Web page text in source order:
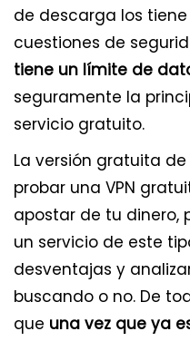
de descarga los
cuestiones de
tiene un límite de
seguramente la
servicio gratuito.
La versión gratuita
probar una VPN
apostar de tu dinero,
un servicio de este
desventajas y
buscando o no. De
que una vez que ya